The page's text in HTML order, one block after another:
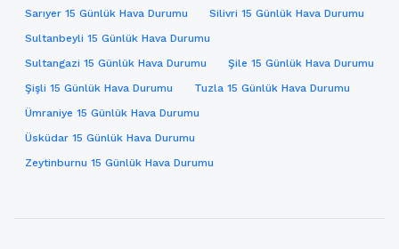
Sarıyer 15 Günlük Hava Durumu
Silivri 15 Günlük Hava Durumu
Sultanbeyli 15 Günlük Hava Durumu
Sultangazi 15 Günlük Hava Durumu
Şile 15 Günlük Hava Durumu
Şişli 15 Günlük Hava Durumu
Tuzla 15 Günlük Hava Durumu
Ümraniye 15 Günlük Hava Durumu
Üsküdar 15 Günlük Hava Durumu
Zeytinburnu 15 Günlük Hava Durumu